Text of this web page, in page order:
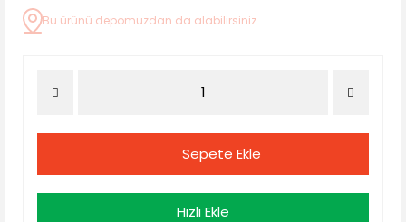
Bu ürünü depomuzdan da alabilirsiniz.
Sepete Ekle
Hızlı Ekle